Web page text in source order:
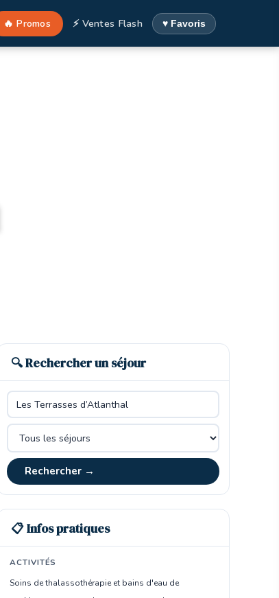
🔥 Promos ⚡ Ventes Flash ♥ Favoris
🔍 Rechercher un séjour
Rechercher →
📋 Infos pratiques
ACTIVITÉS
Soins de thalassothérapie et bains d'eau de